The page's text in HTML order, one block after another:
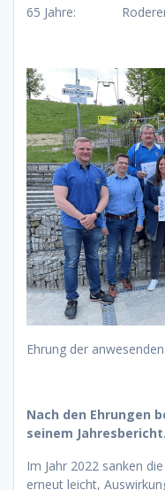
65 Jahre: Roderer
Ehrung der
Nach den Ehrungen
seinem Jahresbericht.
Im Jahr 2022 sanken
erneut leicht,